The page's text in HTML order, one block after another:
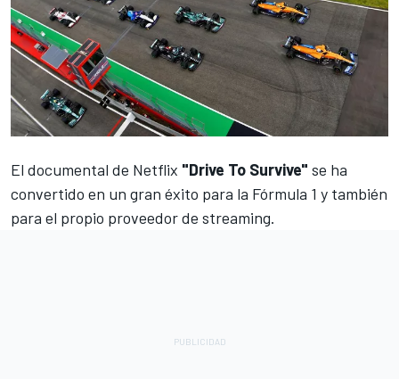
El documental de Netflix "Drive To Survive" se ha
convertido en un gran éxito para la Fórmula 1 y también
para el propio proveedor de streaming.